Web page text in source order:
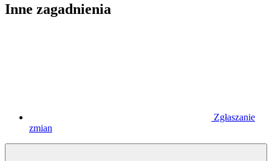
Inne zagadnienia
Zgłaszanie
zmian